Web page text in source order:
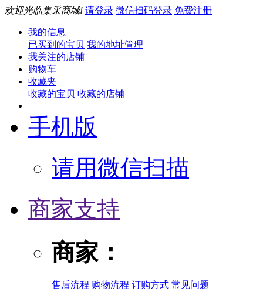
欢迎光临集采商城! 请登录 微信扫码登录 免费注册
我的信息
已买到的宝贝 我的地址管理
我关注的店铺
购物车
收藏夹
收藏的宝贝 收藏的店铺
手机版
请用微信扫描
商家支持
商家：
售后流程 购物流程 订购方式 常见问题